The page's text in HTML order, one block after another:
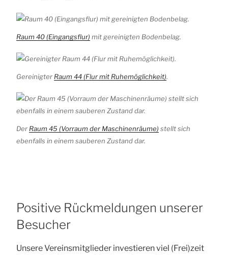
Raum 40 (Eingangsflur) mit gereinigten Bodenbelag.
Gereinigter Raum 44 (Flur mit Ruhemöglichkeit).
Der Raum 45 (Vorraum der Maschinenräume) stellt sich
ebenfalls in einem sauberen Zustand dar.
Positive Rückmeldungen unserer
Besucher
Unsere Vereinsmitglieder investieren viel (Frei)zeit